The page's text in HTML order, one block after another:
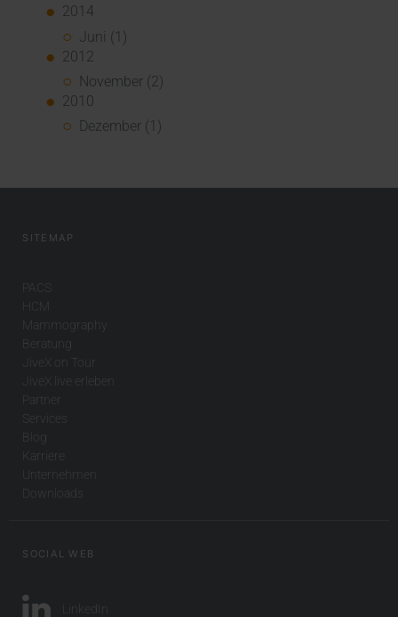
2014
Juni (1)
2012
November (2)
2010
Dezember (1)
SITEMAP
PACS
HCM
Mammography
Beratung
JiveX on Tour
JiveX live erleben
Partner
Services
Blog
Karriere
Unternehmen
Downloads
SOCIAL WEB
LinkedIn